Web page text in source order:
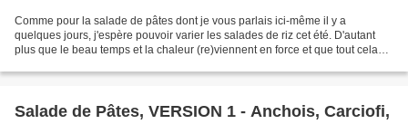
Comme pour la salade de pâtes dont je vous parlais ici-même il y a
quelques jours, j'espère pouvoir varier les salades de riz cet été. D'autant
plus que le beau temps et la chaleur (re)viennent en force et que tout cela
Salade de Pâtes, VERSION 1 - Anchois, Carciofi,